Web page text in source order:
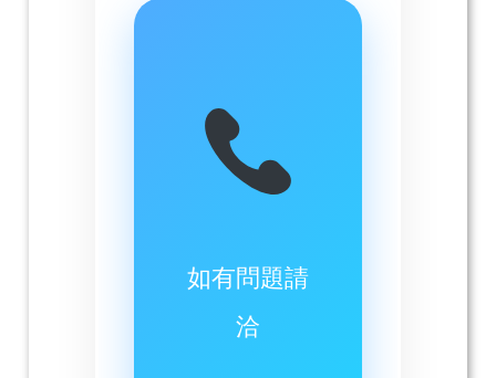
如有問題請
洽